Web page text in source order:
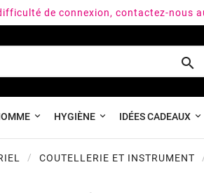
de connexion, contactez-nous

HYGIÈNE IDÉES CADEAUX
COUTELLERIE ET INSTRUMENT